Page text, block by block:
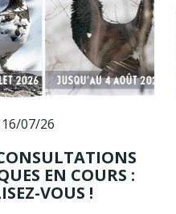
07/26
EN COURS :
VOUS !